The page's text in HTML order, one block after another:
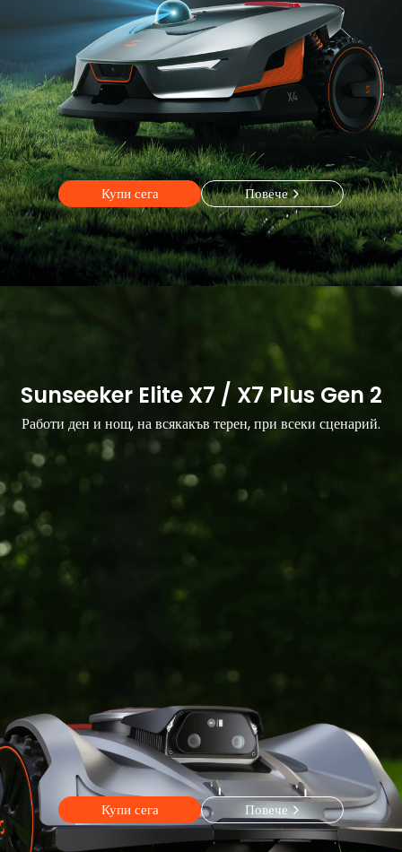
Купи сега Повече
Купи сега Повече
Sunseeker Elite X7 / X7 Plus Gen 2
Работи ден и нощ, на всякакъв терен, при всеки сценарий.
Купи сега Повече